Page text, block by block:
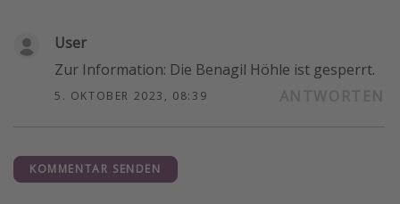
User
Zur Information: Die Benagil Höhle ist gesperrt.
5. OKTOBER 2023, 08:39
KOMMENTAR SENDEN